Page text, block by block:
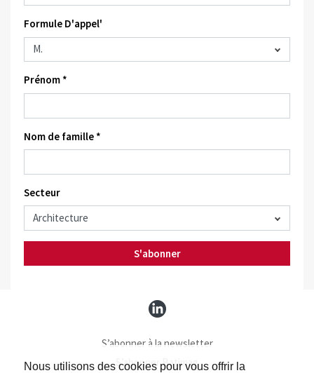
Nous utilisons des cookies pour vous offrir la
Formule D'appel'
Prénom *
Nom de famille *
Secteur
S'abonner
S’abonner à la newsletter
S’abonner Batimag